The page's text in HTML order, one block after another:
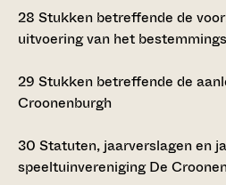
28 Stukken betreffende de
uitvoering van het
29 Stukken betreffende de
Croonenburgh
30 Statuten, jaarverslagen en
speeltuinvereniging De